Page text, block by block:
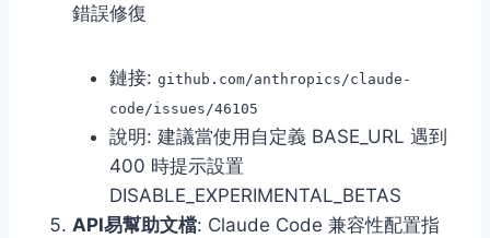
錯誤修復
鏈接: github.com/anthropics/claude-
code/issues/46105
說明: 建議當使用自定義 BASE_URL 遇到
400 時提示設置
DISABLE_EXPERIMENTAL_BETAS
API易幫助文檔: Claude Code 兼容性配置指